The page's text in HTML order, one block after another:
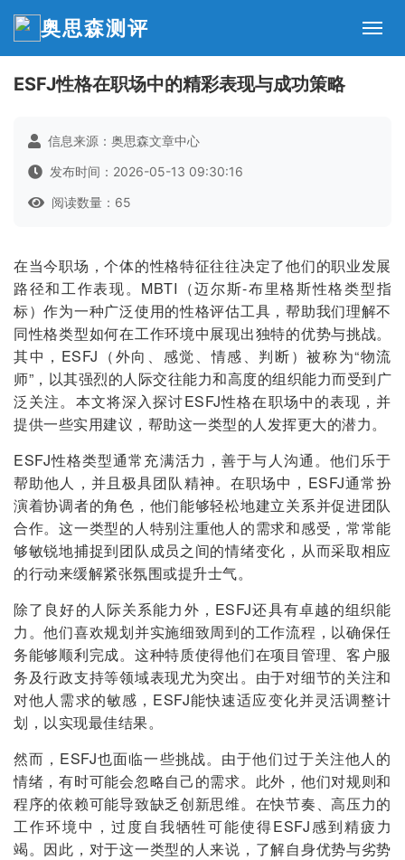
奥思森测评
ESFJ性格在职场中的精彩表现与成功策略
信息来源：奥思森文章中心
发布时间：2026-05-13 09:30:16
阅读数量：65
在当今职场，个体的性格特征往往决定了他们的职业发展
路径和工作表现。MBTI（迈尔斯-布里格斯性格类型指
标）作为一种广泛使用的性格评估工具，帮助我们理解不
同性格类型如何在工作环境中展现出独特的优势与挑战。
其中，ESFJ（外向、感觉、情感、判断）被称为“物流
师”，以其强烈的人际交往能力和高度的组织能力而受到广
泛关注。本文将深入探讨ESFJ性格在职场中的表现，并
提供一些实用建议，帮助这一类型的人发挥更大的潜力。
ESFJ性格类型通常充满活力，善于与人沟通。他们乐于
帮助他人，并且极具团队精神。在职场中，ESFJ通常扮
演着协调者的角色，他们能够轻松地建立关系并促进团队
合作。这一类型的人特别注重他人的需求和感受，常常能
够敏锐地捕捉到团队成员之间的情绪变化，从而采取相应
的行动来缓解紧张氛围或提升士气。
除了良好的人际关系能力外，ESFJ还具有卓越的组织能
力。他们喜欢规划并实施细致周到的工作流程，以确保任
务能够顺利完成。这种特质使得他们在项目管理、客户服
务及行政支持等领域表现尤为突出。由于对细节的关注和
对他人需求的敏感，ESFJ能快速适应变化并灵活调整计
划，以实现最佳结果。
然而，ESFJ也面临一些挑战。由于他们过于关注他人的
情绪，有时可能会忽略自己的需求。此外，他们对规则和
程序的依赖可能导致缺乏创新思维。在快节奏、高压力的
工作环境中，过度自我牺牲可能使得ESFJ感到精疲力
竭。因此，对于这一类型的人来说，了解自身优势与劣势